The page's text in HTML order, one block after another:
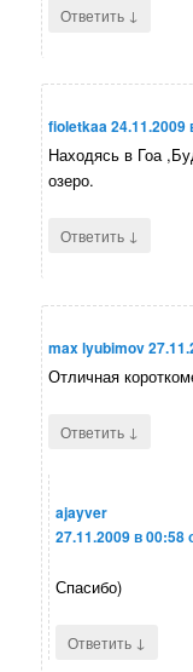
Ответить ↓
fioletkaa24.11.2009
Находясь в Гоа
озеро.
Ответить ↓
max lyubimov
Отличная
Ответить ↓
ajayver
27.11.2009 в 00:58
Спасибо)
Ответить ↓